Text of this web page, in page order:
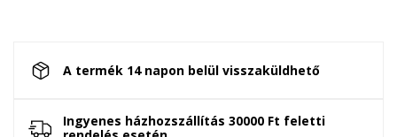
A termék 14 napon belül visszaküldhető
Ingyenes házhozszállítás 30000 Ft feletti